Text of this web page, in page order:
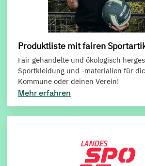
Produktliste mit fairen
Fair gehandelte und ökologisch
Sportkleidung und -materialien für
Kommune oder deinen Verein!
Mehr erfahren